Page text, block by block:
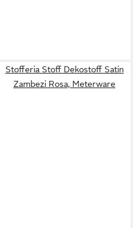
Stofferia Stoff Dekostoff Satin
Zambezi Rosa, Meterware